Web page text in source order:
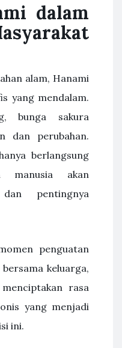
dalam
alam, Hanami
yang mendalam.
bunga sakura
dan perubahan.
berlangsung
manusia akan
pentingnya
penguatan
keluarga,
rasa
yang menjadi
ini.